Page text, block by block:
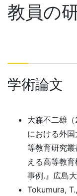
教員の
学術論文
大森不二雄
における外
等教育研究
える高等教
事例.』広島
Tokumura,